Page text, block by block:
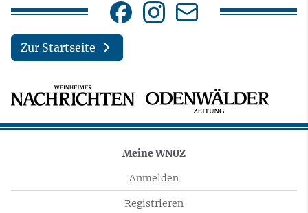
Zur Startseite
Meine WNOZ
Anmelden
Registrieren